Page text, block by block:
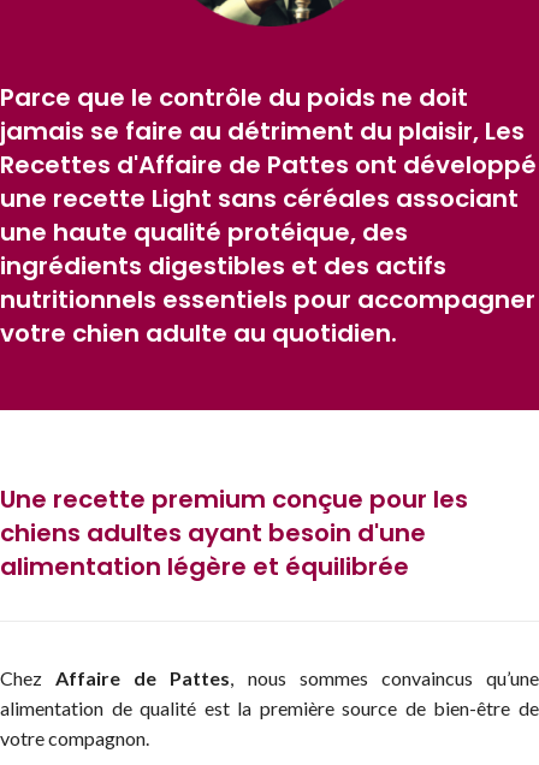
Parce que le contrôle du poids ne doit
jamais se faire au détriment du plaisir, Les
Recettes d'Affaire de Pattes ont développé
une recette Light sans céréales associant
une haute qualité protéique, des
ingrédients digestibles et des actifs
nutritionnels essentiels pour accompagner
votre chien adulte au quotidien.
Une recette premium conçue pour les
chiens adultes ayant besoin d'une
alimentation légère et équilibrée
ChezAffaire de Pattes, nous sommes convaincus qu’une
alimentation de qualité est la première source de bien-être de
votre compagnon.